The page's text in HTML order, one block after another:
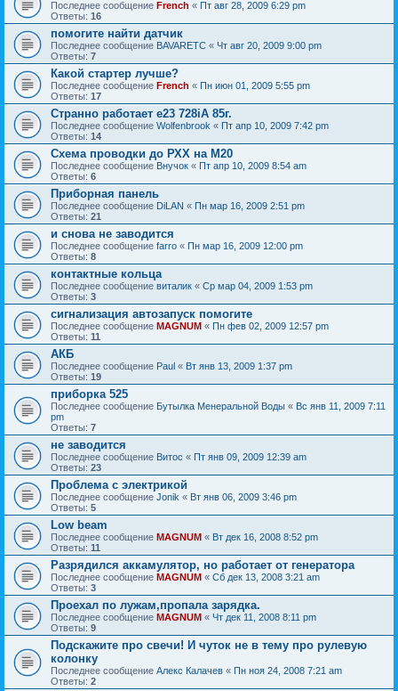
Последнее сообщение French « Пт авг 28, 2009 6:29 pm
Ответы: 16
помогите найти датчик
Последнее сообщение BAVARETC « Чт авг 20, 2009 9:00 pm
Ответы: 7
Какой стартер лучше?
Последнее сообщение French « Пн июн 01, 2009 5:55 pm
Ответы: 17
Странно работает e23 728iA 85г.
Последнее сообщение Wolfenbrook « Пт апр 10, 2009 7:42 pm
Ответы: 14
Схема проводки до РХХ на M20
Последнее сообщение Внучок « Пт апр 10, 2009 8:54 am
Ответы: 6
Приборная панель
Последнее сообщение DiLAN « Пн мар 16, 2009 2:51 pm
Ответы: 21
и снова не заводится
Последнее сообщение farro « Пн мар 16, 2009 12:00 pm
Ответы: 8
контактные кольца
Последнее сообщение виталик « Ср мар 04, 2009 1:53 pm
Ответы: 3
сигнализация автозапуск помогите
Последнее сообщение MAGNUM « Пн фев 02, 2009 12:57 pm
Ответы: 11
АКБ
Последнее сообщение Paul « Вт янв 13, 2009 1:37 pm
Ответы: 19
приборка 525
Последнее сообщение Бутылка Менеральной Воды « Вс янв 11, 2009 7:11
pm
Ответы: 7
не заводится
Последнее сообщение Витос « Пт янв 09, 2009 12:39 am
Ответы: 23
Проблема с электрикой
Последнее сообщение Jonik « Вт янв 06, 2009 3:46 pm
Ответы: 5
Low beam
Последнее сообщение MAGNUM « Вт дек 16, 2008 8:52 pm
Ответы: 11
Разрядился аккамулятор, но работает от генератора
Последнее сообщение MAGNUM « Сб дек 13, 2008 3:21 am
Ответы: 3
Проехал по лужам,пропала зарядка.
Последнее сообщение MAGNUM « Чт дек 11, 2008 8:11 pm
Ответы: 9
Подскажите про свечи! И чуток не в тему про рулевую
колонку
Последнее сообщение Алекс Калачев « Пн ноя 24, 2008 7:21 am
Ответы: 2